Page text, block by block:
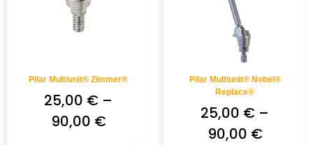
Pilar Multiunit® Zimmer®
25,00 € –
90,00 €
Pilar Multiunit® Nobel®
Replace®
25,00 € –
90,00 €